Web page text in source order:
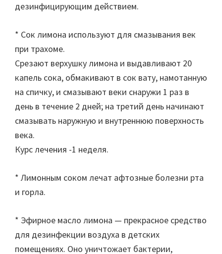
дезинфицирующим действием.
* Сок лимона используют для смазывания век
при трахоме.
Срезают верхушку лимона и выдавливают 20
капель сока, обмакивают в сок вату, намотанную
на спичку, и смазывают веки снаружи 1 раз в
день в течение 2 дней; на третий день начинают
смазывать наружную и внутреннюю поверхность
века.
Курс лечения -1 неделя.
* Лимонным соком лечат афтозные болезни рта
и горла.
* Эфирное масло лимона — прекрасное средство
для дезинфекции воздуха в детских
помещениях. Оно уничтожает бактерии,